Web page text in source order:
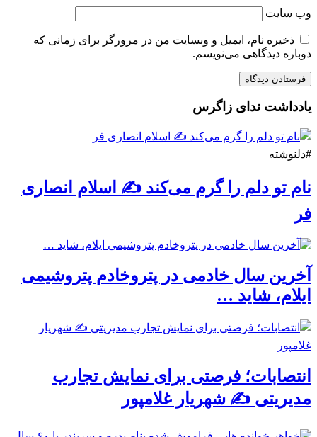
وب‌ سایت
ذخیره نام، ایمیل و وبسایت من در مرورگر برای زمانی که
دوباره دیدگاهی می‌نویسم.
یادداشت ندای زاگرس
#دلنوشته
نام تو دلم را گرم می‌کند ✍️ اسلام انصاری
فر
آخرین سال خادمی در پتروخادم پتروشیمی
ایلام، شاید …
انتصابات؛ فرصتی برای نمایش تجارب
مدیریتی ✍ شهریار غلامپور